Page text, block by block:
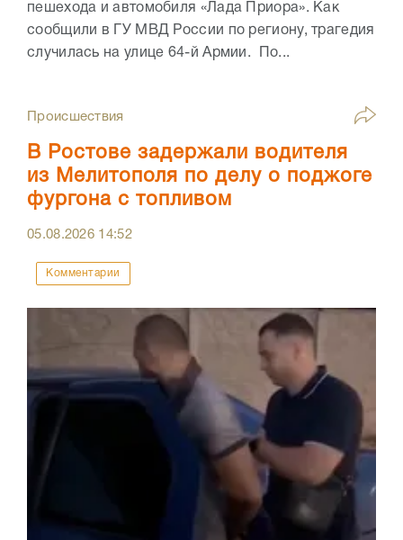
пешехода и автомобиля «Лада Приора». Как
сообщили в ГУ МВД России по региону, трагедия
случилась на улице 64-й Армии. По...
Происшествия
В Ростове задержали водителя
из Мелитополя по делу о поджоге
фургона с топливом
05.08.2026 14:52
Комментарии